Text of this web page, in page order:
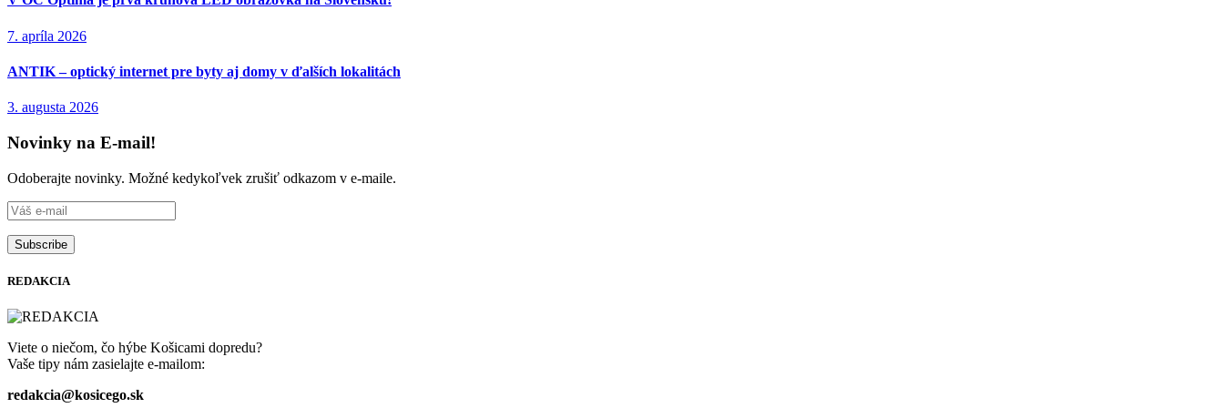
7. apríla 2026
ANTIK – optický internet pre byty aj domy v ďalších lokalitách
3. augusta 2026
Novinky na E-mail!
Odoberajte novinky. Možné kedykoľvek zrušiť odkazom v e-maile.
REDAKCIA
Viete o niečom, čo hýbe Košicami dopredu?
Vaše tipy nám zasielajte e-mailom:
redakcia@kosicego.sk